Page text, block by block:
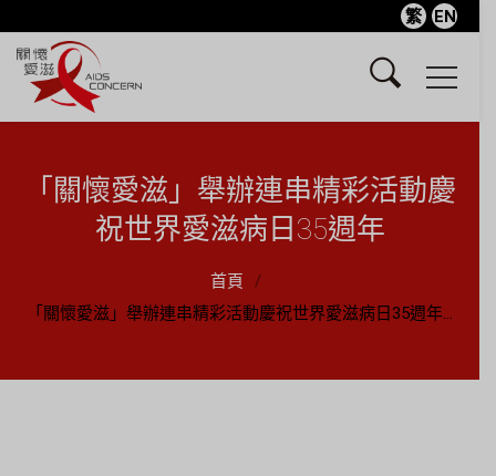
繁 EN
「關懷愛滋」舉辦連串精彩活動慶
祝世界愛滋病日35週年
首頁
「關懷愛滋」舉辦連串精彩活動慶祝世界愛滋病日35週年...